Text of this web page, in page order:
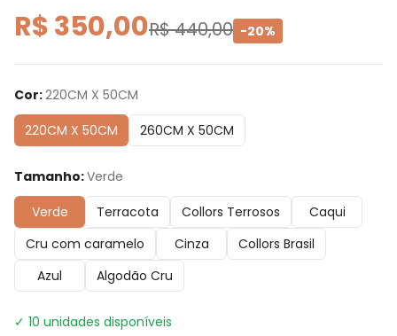
R$ 350,00R$ 440,00 -20%
Cor:220CM X 50CM
220CM X 50CM
260CM X 50CM
Tamanho:Verde
Verde
Terracota Collors Terrosos
Caqui
Cru com caramelo
Cinza
Collors Brasil
Azul
Algodão Cru
✓ 10 unidades disponíveis